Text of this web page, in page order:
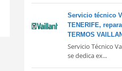
Servicio técnico
TENERIFE,
TERMOS
Servicio Técnico
se dedica ex...